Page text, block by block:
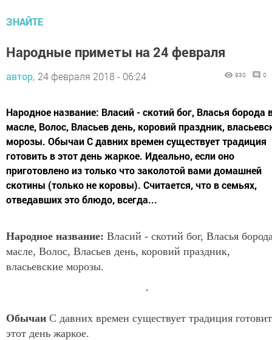
ЗНАЙТЕ
Народные приметы на 24 февраля
автор, 24 февраля 2018 - 06:24 930 0
Народное название: Власий - скотий бог, Власья борода
масле, Волос, Власьев день, коровий праздник,
морозы. Обычаи С давних времен существует традиция
готовить в этот день жаркое. Идеально, если оно
приготовлено из только что заколотой вами домашней
скотины (только не коровы). Считается, что в семьях,
отведавших это блюдо, всегда...
Народное название: Власий - скотий бог, Власья
масле, Волос, Власьев день, коровий праздник,
власьевские морозы.
Обычаи С давних времен существует традиция
этот день жаркое.